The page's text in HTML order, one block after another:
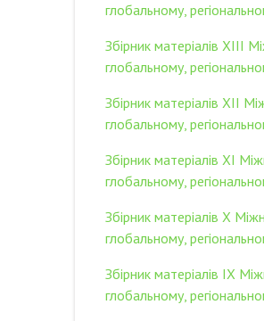
глобальному,
Збірник матеріалів XIIІ
глобальному,
Збірник матеріалів XII
глобальному,
Збірник матеріалів XI
глобальному,
Збірник матеріалів X
глобальному,
Збірник матеріалів IX
глобальному,